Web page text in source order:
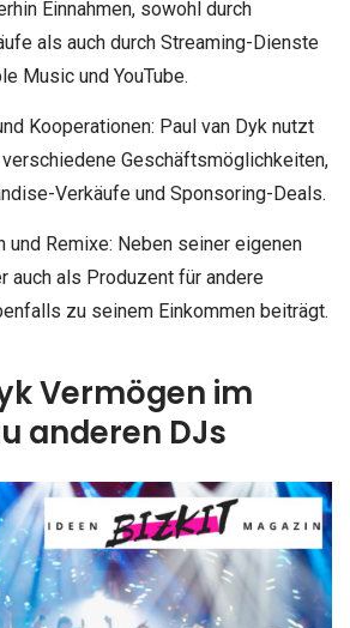
Einnahmen, sowohl durch
als auch durch Streaming-Dienste
Music und YouTube.
Kooperationen: Paul van Dyk nutzt
Geschäftsmöglichkeiten,
Verkäufe und Sponsoring-Deals.
und Remixe: Neben seiner eigenen
auch als Produzent für andere
zu seinem Einkommen beiträgt.
Vermögen im
anderen DJs